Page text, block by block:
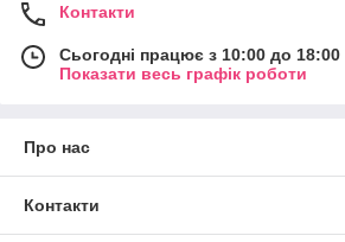
Контакти
Сьогодні працює з 10:00 до 18:00
Показати весь графік роботи
Про нас
Контакти